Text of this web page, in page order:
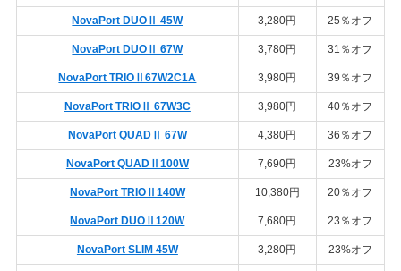
NovaPort DUOⅡ 45W 3,280円 25％オフ
NovaPort DUOⅡ 67W 3,780円 31％オフ
NovaPort TRIOⅡ67W2C1A 3,980円 39％オフ
NovaPort TRIOⅡ 67W3C 3,980円 40％オフ
NovaPort QUADⅡ 67W 4,380円 36％オフ
NovaPort QUADⅡ100W 7,690円 23%オフ
NovaPort TRIOⅡ140W 10,380円 20％オフ
NovaPort DUOⅡ120W 7,680円 23％オフ
NovaPort SLIM 45W 3,280円 23%オフ